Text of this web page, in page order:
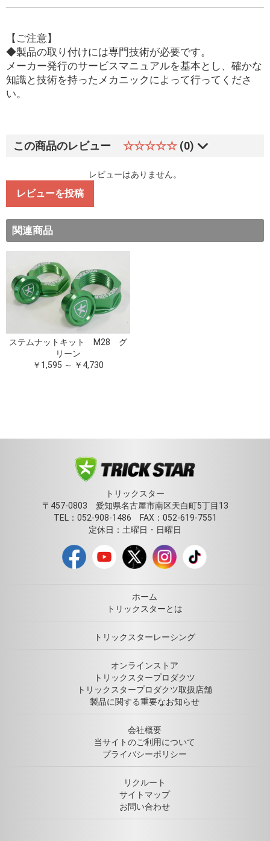
【ご注意】
◆製品の取り付けには専門技術が必要です。
メーカー発行のサービスマニュアルを基本とし、確かな
知識と技術を持ったメカニックによって行ってくださ
い。
この商品のレビュー ☆☆☆☆☆ (0)
レビューはありません。
レビューを投稿
関連商品
ステムナットキット M28 グ
リーン
￥1,595 ～ ￥4,730
トリックスター
〒457-0803 愛知県名古屋市南区天白町5丁目13
TEL：052-908-1486 FAX：052-619-7551
定休日：土曜日・日曜日
ホーム
トリックスターとは
トリックスターレーシング
オンラインストア
トリックスタープロダクツ
トリックスタープロダクツ取扱店舗
製品に関する重要なお知らせ
会社概要
当サイトのご利用について
プライバシーポリシー
リクルート
サイトマップ
お問い合わせ